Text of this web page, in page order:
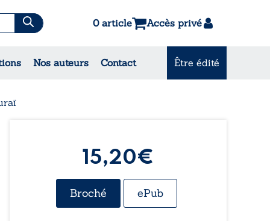
0 article Accès privé
Nos auteurs Contact Être édité
15,20€
Broché ePub